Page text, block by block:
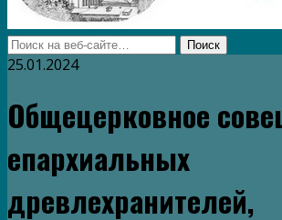
25.01.2024
Общецерковное
епархиальных
древлехранителей,